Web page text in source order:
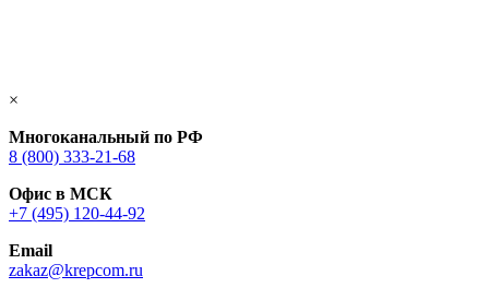
×
Многоканальный по РФ
8 (800) 333‑21-68
Офис в МСК
+7 (495) 120-44-92
Email
zakaz@krepcom.ru